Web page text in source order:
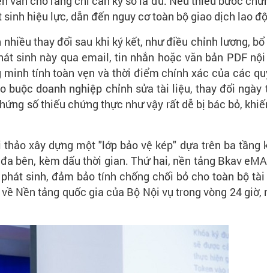
hiệu lực, dẫn đến nguy cơ toàn bộ giao dịch lao
thay đổi sau khi ký kết, như điều chỉnh lương,
sinh này qua email, tin nhắn hoặc văn bản PDF
tính toàn vẹn và thời điểm chính xác của các
doanh nghiệp chỉnh sửa tài liệu, thay đổi ngày
số thiếu chứng thực như vậy rất dễ bị bác bỏ,
xây dựng một "lớp bảo vệ kép" dựa trên ba tầng
bên, kèm dấu thời gian. Thứ hai, nền tảng Bkav
sinh, đảm bảo tính chống chối bỏ cho toàn bộ
Nền tảng quốc gia của Bộ Nội vụ trong vòng 24 giờ,